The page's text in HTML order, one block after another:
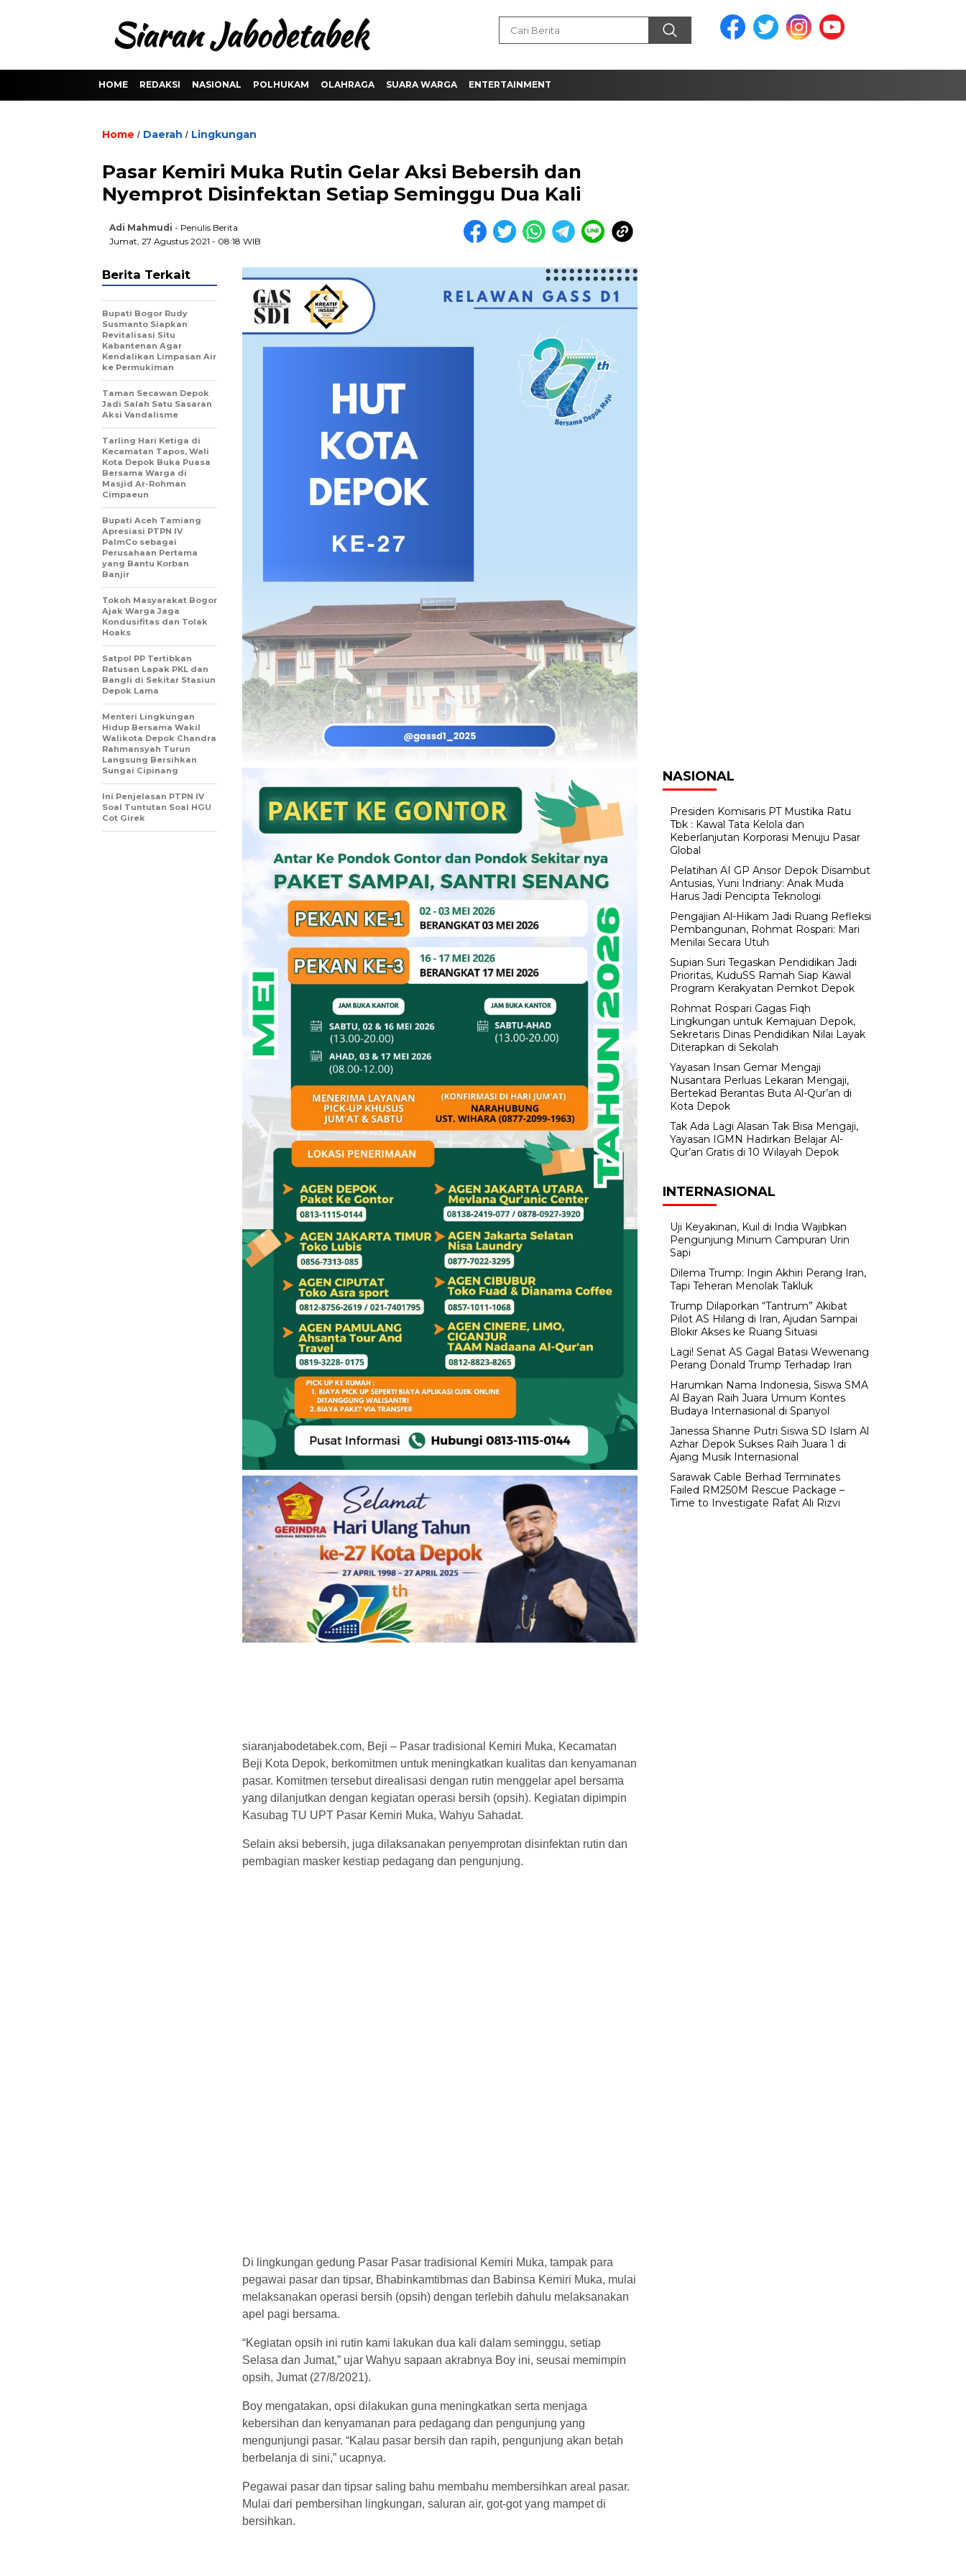
HOME REDAKSI NASIONAL POLHUKAM OLAHRAGA SUARA WARGA ENTERTAINMENT
Home / Daerah / Lingkungan
Pasar Kemiri Muka Rutin Gelar Aksi Bebersih dan
Nyemprot Disinfektan Setiap Seminggu Dua Kali
Adi Mahmudi - Penulis Berita
Jumat, 27 Agustus 2021 - 08:18 WIB
siaranjabodetabek.com, Beji – Pasar tradisional Kemiri Muka, Kecamatan
Beji Kota Depok, berkomitmen untuk meningkatkan kualitas dan kenyamanan
pasar. Komitmen tersebut direalisasi dengan rutin menggelar apel bersama
yang dilanjutkan dengan kegiatan operasi bersih (opsih). Kegiatan dipimpin
Kasubag TU UPT Pasar Kemiri Muka, Wahyu Sahadat.
Selain aksi bebersih, juga dilaksanakan penyemprotan disinfektan rutin dan
pembagian masker kestiap pedagang dan pengunjung.
Di lingkungan gedung Pasar Pasar tradisional Kemiri Muka, tampak para
pegawai pasar dan tipsar, Bhabinkamtibmas dan Babinsa Kemiri Muka, mulai
melaksanakan operasi bersih (opsih) dengan terlebih dahulu melaksanakan
apel pagi bersama.
“Kegiatan opsih ini rutin kami lakukan dua kali dalam seminggu, setiap
Selasa dan Jumat,” ujar Wahyu sapaan akrabnya Boy ini, seusai memimpin
opsih, Jumat (27/8/2021).
Boy mengatakan, opsi dilakukan guna meningkatkan serta menjaga
kebersihan dan kenyamanan para pedagang dan pengunjung yang
mengunjungi pasar. “Kalau pasar bersih dan rapih, pengunjung akan betah
berbelanja di sini,” ucapnya.
Pegawai pasar dan tipsar saling bahu membahu membersihkan areal pasar.
Mulai dari pembersihan lingkungan, saluran air, got-got yang mampet di
bersihkan.
Berita Terkait
Bupati Bogor Rudy
Susmanto Siapkan
Revitalisasi Situ
Kabantenan Agar
Kendalikan Limpasan Air
ke Permukiman
Taman Secawan Depok
Jadi Salah Satu Sasaran
Aksi Vandalisme
Tarling Hari Ketiga di
Kecamatan Tapos, Wali
Kota Depok Buka Puasa
Bersama Warga di
Masjid Ar-Rohman
Cimpaeun
Bupati Aceh Tamiang
Apresiasi PTPN IV
PalmCo sebagai
Perusahaan Pertama
yang Bantu Korban
Banjir
Tokoh Masyarakat Bogor
Ajak Warga Jaga
Kondusifitas dan Tolak
Hoaks
Satpol PP Tertibkan
Ratusan Lapak PKL dan
Bangli di Sekitar Stasiun
Depok Lama
Menteri Lingkungan
Hidup Bersama Wakil
Walikota Depok Chandra
Rahmansyah Turun
Langsung Bersihkan
Sungai Cipinang
Ini Penjelasan PTPN IV
Soal Tuntutan Soal HGU
Cot Girek
NASIONAL
Presiden Komisaris PT Mustika Ratu
Tbk : Kawal Tata Kelola dan
Keberlanjutan Korporasi Menuju Pasar
Global
Pelatihan AI GP Ansor Depok Disambut
Antusias, Yuni Indriany: Anak Muda
Harus Jadi Pencipta Teknologi
Pengajian Al-Hikam Jadi Ruang Refleksi
Pembangunan, Rohmat Rospari: Mari
Menilai Secara Utuh
Supian Suri Tegaskan Pendidikan Jadi
Prioritas, KuduSS Ramah Siap Kawal
Program Kerakyatan Pemkot Depok
Rohmat Rospari Gagas Fiqh
Lingkungan untuk Kemajuan Depok,
Sekretaris Dinas Pendidikan Nilai Layak
Diterapkan di Sekolah
Yayasan Insan Gemar Mengaji
Nusantara Perluas Lekaran Mengaji,
Bertekad Berantas Buta Al-Qur’an di
Kota Depok
Tak Ada Lagi Alasan Tak Bisa Mengaji,
Yayasan IGMN Hadirkan Belajar Al-
Qur’an Gratis di 10 Wilayah Depok
INTERNASIONAL
Uji Keyakinan, Kuil di India Wajibkan
Pengunjung Minum Campuran Urin
Sapi
Dilema Trump: Ingin Akhiri Perang Iran,
Tapi Teheran Menolak Takluk
Trump Dilaporkan “Tantrum” Akibat
Pilot AS Hilang di Iran, Ajudan Sampai
Blokir Akses ke Ruang Situasi
Lagi! Senat AS Gagal Batasi Wewenang
Perang Donald Trump Terhadap Iran
Harumkan Nama Indonesia, Siswa SMA
Al Bayan Raih Juara Umum Kontes
Budaya Internasional di Spanyol
Janessa Shanne Putri Siswa SD Islam Al
Azhar Depok Sukses Raih Juara 1 di
Ajang Musik Internasional
Sarawak Cable Berhad Terminates
Failed RM250M Rescue Package –
Time to Investigate Rafat Ali Rizvi